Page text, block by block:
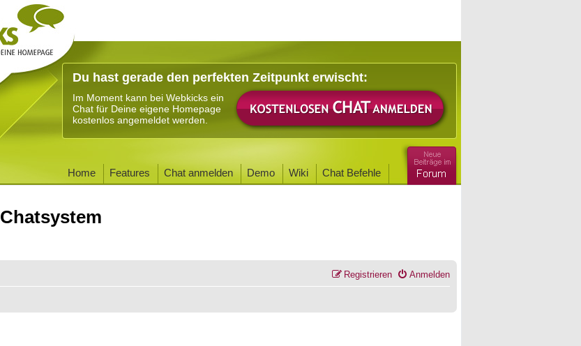
Du hast gerade den perfekten Zeitpunkt erwischt:
Im Moment kann bei Webkicks ein
Chat für Deine eigene Homepage
kostenlos angemeldet werden.
Home Features Chat anmelden Demo Wiki Chat Befehle
Chatsystem
Anmelden
Registrieren